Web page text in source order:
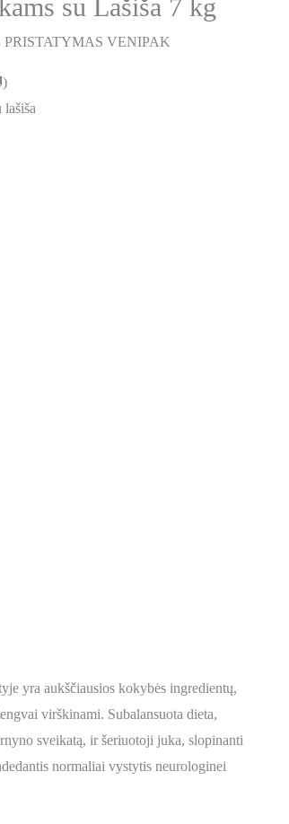
su Lašiša 7 kg
VENIPAK
lašiša
yra aukščiausios kokybės ingredientų,
virškinami. Subalansuota dieta,
sveikatą, ir šeriuotoji juka, slopinanti
normaliai vystytis neurologinei